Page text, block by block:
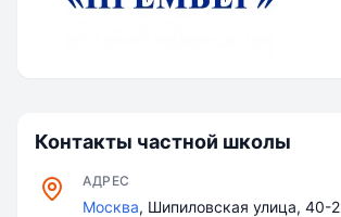
Контакты частной школы
АДРЕС
Москва, Шипиловская улица, 40-2